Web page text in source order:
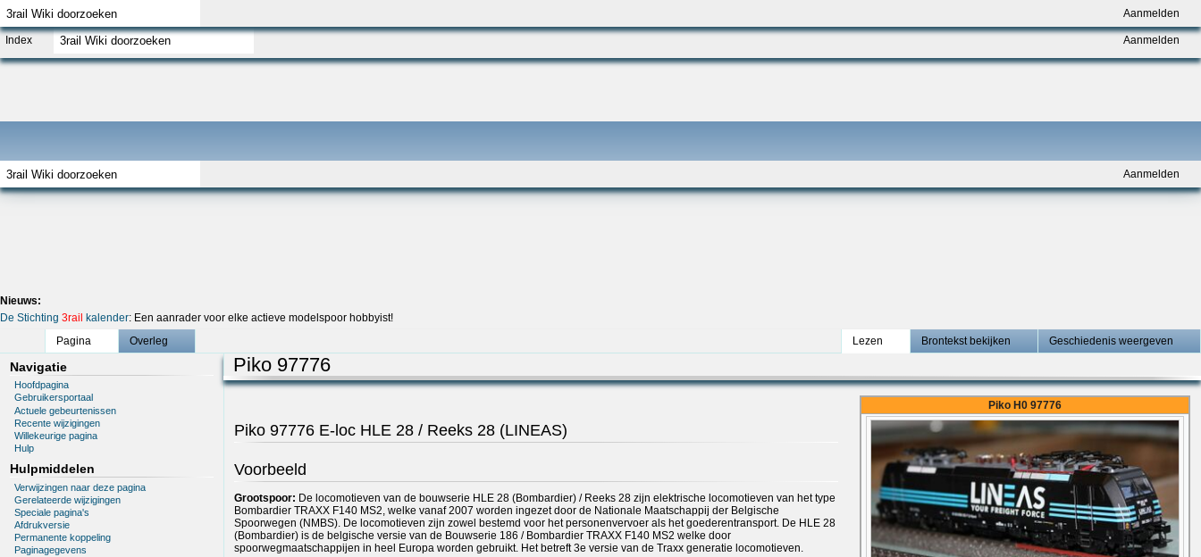
Aanmelden
Aanmelden
Index Aanmelden
Nieuws:
De Stichting 3rail kalender: Een aanrader voor elke actieve modelspoor hobbyist!
Pagina
Overleg Lezen Brontekst bekijken Geschiedenis weergeven
Navigatie
Hoofdpagina
Gebruikersportaal
Actuele gebeurtenissen
Recente wijzigingen
Willekeurige pagina
Hulp
Hulpmiddelen
Verwijzingen naar deze pagina
Gerelateerde wijzigingen
Speciale pagina's
Afdrukversie
Permanente koppeling
Paginagegevens
Piko 97776
Piko H0 97776
Piko 97776 E-loc HLE 28 / Reeks 28 (LINEAS)
Voorbeeld
Grootspoor: De locomotieven van de bouwserie HLE 28 (Bombardier) / Reeks 28 zijn elektrische locomotieven van het type
Bombardier TRAXX F140 MS2, welke vanaf 2007 worden ingezet door de Nationale Maatschappij der Belgische
Spoorwegen (NMBS). De locomotieven zijn zowel bestemd voor het personenvervoer als het goederentransport. De HLE 28
(Bombardier) is de belgische versie van de Bouwserie 186 / Bombardier TRAXX F140 MS2 welke door
spoorwegmaatschappijen in heel Europa worden gebruikt. Het betreft 3e versie van de Traxx generatie locomotieven.